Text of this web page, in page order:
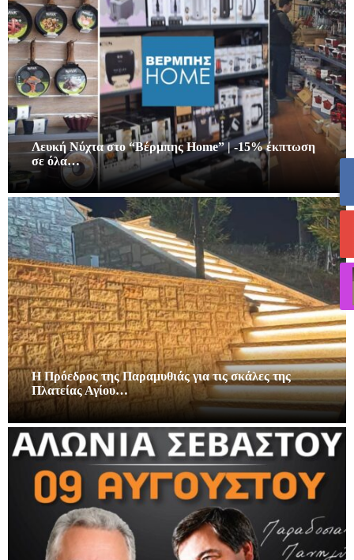
Λευκή Νύχτα στο “Βέρμπης Home” | -15% έκπτωση
σε όλα…
Η Πρόεδρος της Παραμυθιάς για τις σκάλες της
Πλατείας Αγίου…